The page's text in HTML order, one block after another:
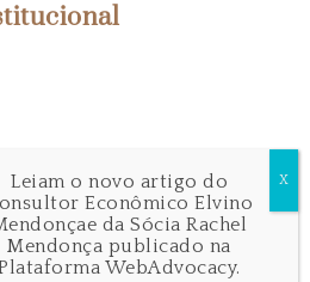
de Atuação
Leiam o novo artigo do
Econômico Elvino
da Sócia Rachel
Mendonça publicado na
WebAdvocacy.